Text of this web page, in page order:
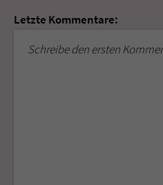
Letzte Kommentare:
Schreibe den ersten